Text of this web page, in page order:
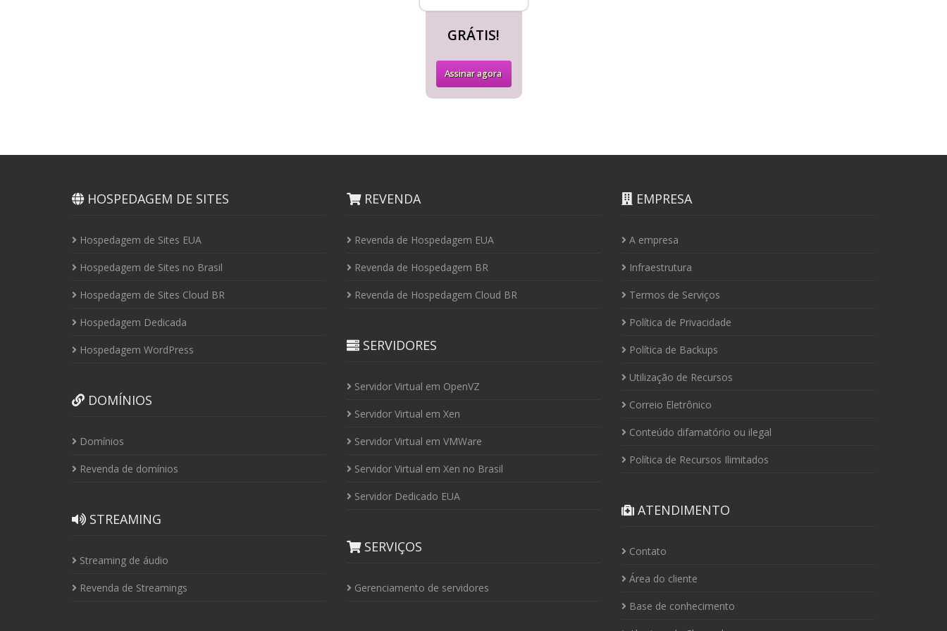
GRÁTIS!
Assinar agora
HOSPEDAGEM DE SITES
Hospedagem de Sites EUA
Hospedagem de Sites no Brasil
Hospedagem de Sites Cloud BR
Hospedagem Dedicada
Hospedagem WordPress
DOMÍNIOS
Domínios
Revenda de domínios
STREAMING
Streaming de áudio
Revenda de Streamings
REVENDA
Revenda de Hospedagem EUA
Revenda de Hospedagem BR
Revenda de Hospedagem Cloud BR
SERVIDORES
Servidor Virtual em OpenVZ
Servidor Virtual em Xen
Servidor Virtual em VMWare
Servidor Virtual em Xen no Brasil
Servidor Dedicado EUA
SERVIÇOS
Gerenciamento de servidores
EMPRESA
A empresa
Infraestrutura
Termos de Serviços
Política de Privacidade
Política de Backups
Utilização de Recursos
Correio Eletrônico
Conteúdo difamatório ou ilegal
Política de Recursos Ilimitados
ATENDIMENTO
Contato
Área do cliente
Base de conhecimento